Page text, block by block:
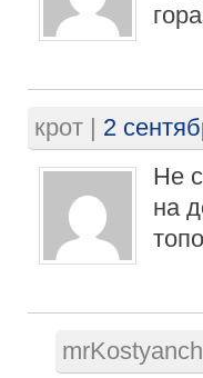
крот | 2
Не
на